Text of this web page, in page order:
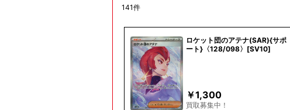
並び順:
141件
ロケット団のアテナ(SAR){サポ
ート}〈128/098〉[SV10]
￥1,300
買取募集中！